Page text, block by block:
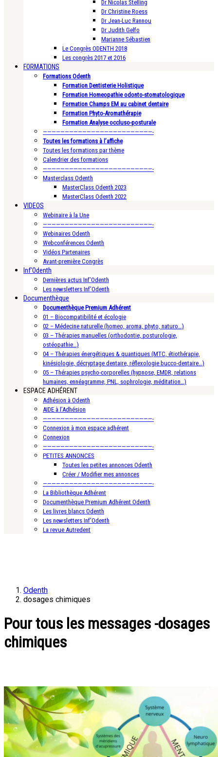
Dr Nicolas Stelling
Dr Christine Roess
Dr Jean-Luc Rannou
Dr Judith Gelfo
Marianne Sébastien
Le Congrès ODENTH 2018
Les congrès 2017 et 2016
FORMATIONS
Formations Odenth
Formation Dentisterie Holistique
Formation Homeopathie odonto-stomatologique
Formation Champs EM au cabinet dentaire
Formation Phyto-Aromathérapie
Formation Analyse occluso-posturale
—————————————————————————-
Toutes les formations à l’affiche
Toutes les formations par thème
Calendrier des formations
—————————————————————————-
Masterclass Odenth
MasterClass Odenth 2023
MasterClass Odenth 2022
VIDEOS
Webinaire à la Une
—————————————————————————-
Webinaires Odenth
Webconférences Odenth
Vidéos Partenaires
Avant-première Congrès
Inf’Odenth
Dernières actus Inf’Odenth
Les newsletters Inf’Odenth
Documenthèque
Documenthèque Premium Adhérent
01 – Biocompatibilité et écologie
02 – Médecine naturelle (homeo, aroma, phyto, naturo…)
03 – Thérapies manuelles (orthodontie, posturologie,
ostéopathie…)
04 – Thérapies énergétiques & quantiques (MTC, étiothérapie,
kinésiologie, décryptage dentaire, réflexologie bucco-dentaire…)
05 – Thérapies psycho-corporelles (hypnose, EMDR, relations
humaines, ennéagramme, PNL, sophrologie, méditation…)
ESPACE ADHÉRENT
Adhésion à Odenth
AIDE à l’Adhésion
—————————————————————————-
Connexion à mon espace adhérent
Connexion
—————————————————————————-
PETITES ANNONCES
Toutes les petites annonces Odenth
Créer / Modifier mes annonces
—————————————————————————-
La Bibliothèque Adhérent
Documenthèque Premium Adhérent Odenth
Les livres blancs Odenth
Les newsletters Inf’Odenth
La revue Autredent
Odenth
dosages chimiques
Pour tous les messages -dosages
chimiques